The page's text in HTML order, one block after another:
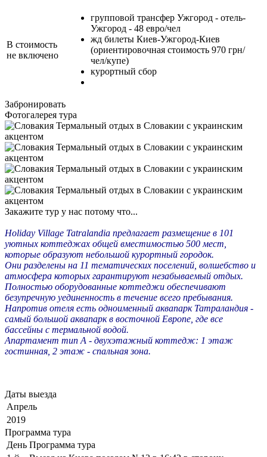
В стоимость
не включено
групповой трансфер Ужгород - отель-
Ужгород - 48 евро/чел
жд билеты Киев-Ужгород-Киев
(ориентировочная стоимость 970 грн/
чел/купе)
курортный сбор
Забронировать
Фотогалерея тура
Закажите тур у нас потому что...
Holiday Village Tatralandia предлагает размещение в 101
уютных коттеджах общей вместимостью 500 мест,
которые образуют небольшой курортный городок.
Они разделены на 11 тематических поселений, волшебство и
атмосфера которых гарантируют незабываемый отдых.
Полностью оборудованные коттеджи обеспечивают
безупречную уединенность в течение всего пребывания.
Напротив отеля есть одноименный аквапарк Татраландия -
самый большой аквапарк в восточной Европе, где все
бассейны с термальной водой.
Апартамент тип А - двухэтажный коттедж: 1 этаж
гостинная, 2 этаж - спальная зона.
Даты выезда
Апрель
2019
Программа тура
День Программа тура